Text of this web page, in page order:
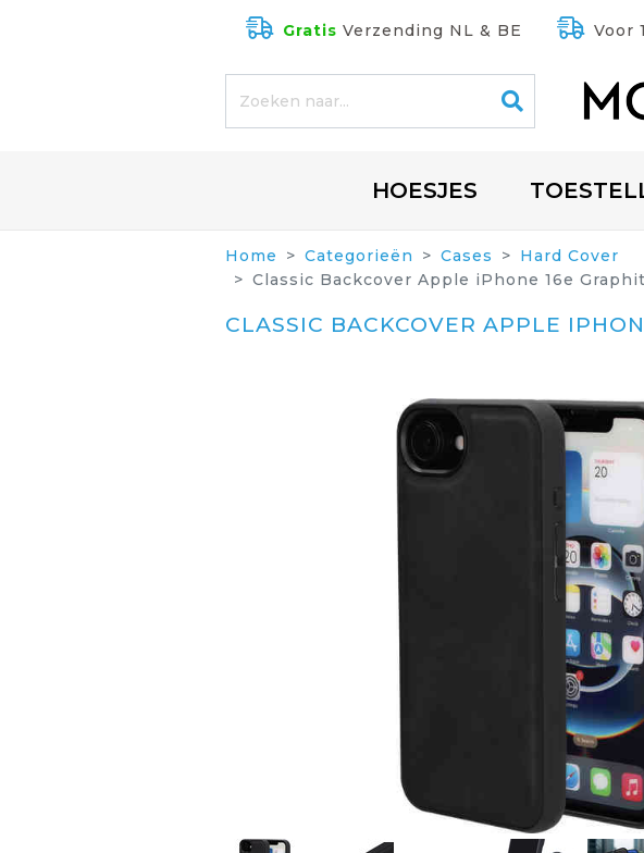
Gratis Verzending NL & BE Voor
HOESJES
Home Categorieën Cases
Hard Cover
Classic Backcover Apple iPhone 16e
CLASSIC BACKCOVER APPLE